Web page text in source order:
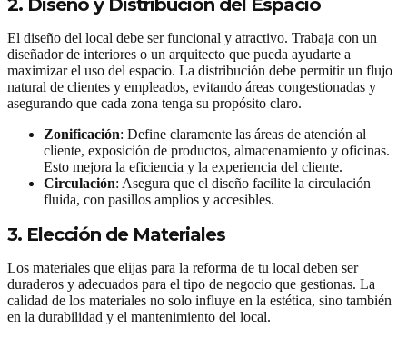
El diseño del local debe ser funcional y atractivo. Trabaja con un
diseñador de interiores o un arquitecto que pueda ayudarte a
maximizar el uso del espacio. La distribución debe permitir un flujo
natural de clientes y empleados, evitando áreas congestionadas y
asegurando que cada zona tenga su propósito claro.
Zonificación: Define claramente las áreas de atención al
cliente, exposición de productos, almacenamiento y oficinas.
Esto mejora la eficiencia y la experiencia del cliente.
Circulación: Asegura que el diseño facilite la circulación
fluida, con pasillos amplios y accesibles.
3. Elección de Materiales
Los materiales que elijas para la reforma de tu local deben ser
duraderos y adecuados para el tipo de negocio que gestionas. La
calidad de los materiales no solo influye en la estética, sino también
en la durabilidad y el mantenimiento del local.